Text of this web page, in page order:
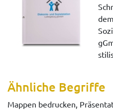
Ähnliche Begriffe
Mappen bedrucken,